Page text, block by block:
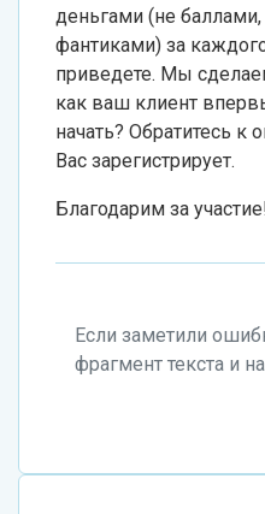
деньгами (не
фантиками) за
приведете. Мы
как ваш клиент
начать? Обратитесь к
Вас зарегистрирует.
Благодарим за
Если заметили
фрагмент текста и